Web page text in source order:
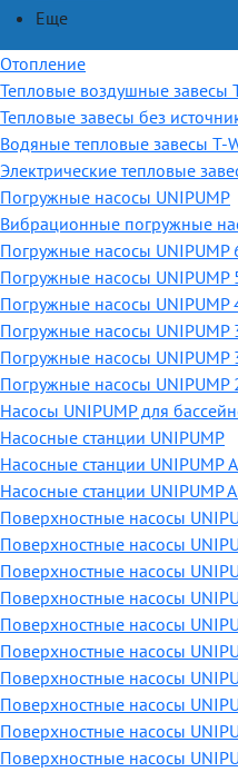
Еще
Отопление
Тепловые воздушные завесы
Тепловые завесы без
Водяные тепловые завесы T-
Электрические тепловые
Погружные насосы UNIPUMP
Вибрационные погружные
Погружные насосы
Погружные насосы
Погружные насосы UNIPUMP
Погружные насосы UNIPUMP
Погружные насосы UNIPUMP
Погружные насосы UNIPUMP
Насосы UNIPUMP для
Насосные станции UNIPUMP
Насосные станции UNIPUMP
Насосные станции UNIPUMP
Поверхностные насосы
Поверхностные насосы
Поверхностные насосы
Поверхностные насосы
Поверхностные насосы
Поверхностные насосы
Поверхностные насосы
Поверхностные насосы
Поверхностные насосы
Поверхностные насосы